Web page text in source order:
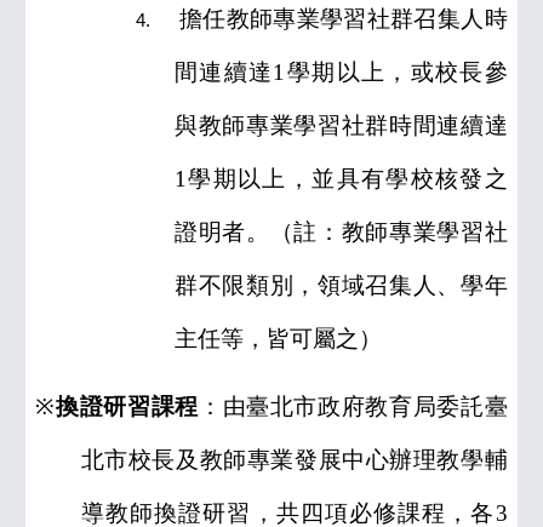
4. 擔任教師專業學習社群召集人時
間連續達1 學期以上，或校長參
與教師專業學習社群時間連續達
1 學期以上，並具有學校核發之
證明者。（註：教師專業學習社
群不限類別，領域召集人、學年
主任等，皆可屬之）
※換證研習課程 ：由臺北市政府教育局委託臺
北市校長及教師專業發展中心辦理教學輔
導教師換證研習，共四項必修課程，各3